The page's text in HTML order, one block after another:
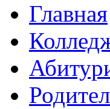
Главная